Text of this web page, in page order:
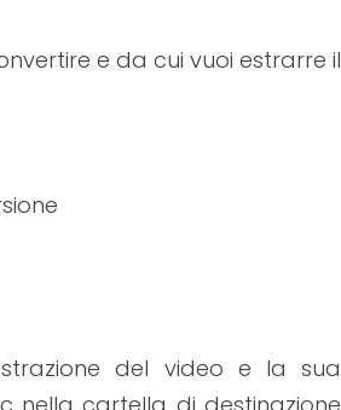
e da cui vuoi estrarre il
del video e la sua